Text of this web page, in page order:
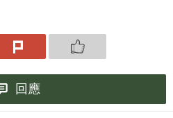
回應